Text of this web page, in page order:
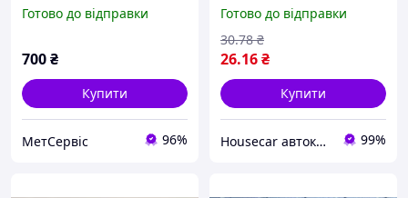
Готово до відправки
700₴
Купити
МетСервіс 96%
Готово до відправки
26.16₴
30.78 ₴
Купити
Housecar автокріплення, кліпси склопідйомники 99%